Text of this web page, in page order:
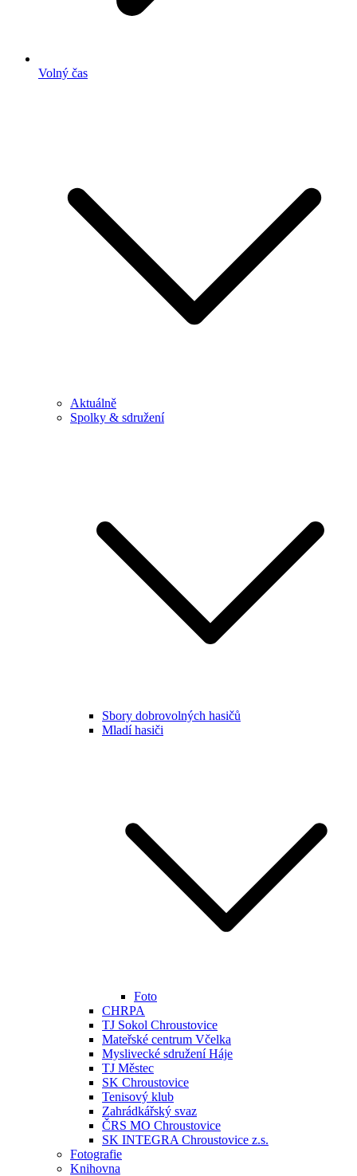
Volný čas
Aktuálně
Spolky & sdružení
Sbory dobrovolných hasičů
Mladí hasiči
Foto
CHRPA
TJ Sokol Chroustovice
Mateřské centrum Včelka
Myslivecké sdružení Háje
TJ Městec
SK Chroustovice
Tenisový klub
Zahrádkářský svaz
ČRS MO Chroustovice
SK INTEGRA Chroustovice z.s.
Fotografie
Knihovna